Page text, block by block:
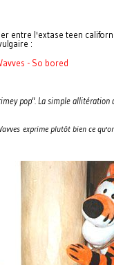
l'extase teen
:
- So bored
pop". La simple
exprime plutôt bien ce